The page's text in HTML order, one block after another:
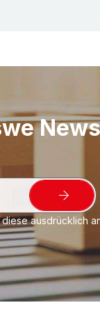
Deckelklappen).
ausdrücklich